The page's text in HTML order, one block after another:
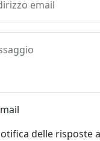
email
delle risposte